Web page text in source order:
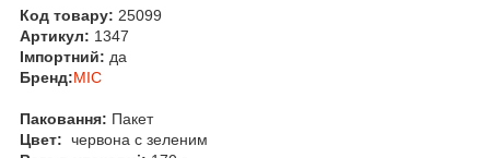
Код товару: 25099
Артикул: 1347
Імпортний: да
Бренд:MIC
Паковання: Пакет
Цвет: червона с зеленим